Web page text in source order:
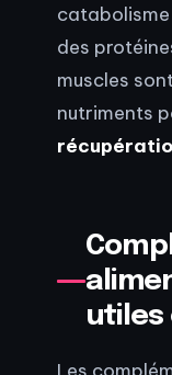
des
muscles
nutriments
utiles